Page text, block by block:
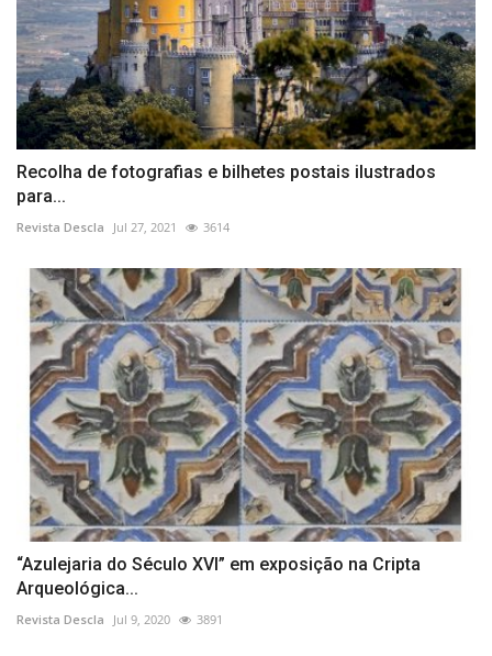
Recolha de fotografias e bilhetes postais ilustrados
para...
Revista Descla Jul 27, 2021 3614
“Azulejaria do Século XVI” em exposição na Cripta
Arqueológica...
Revista Descla Jul 9, 2020 3891